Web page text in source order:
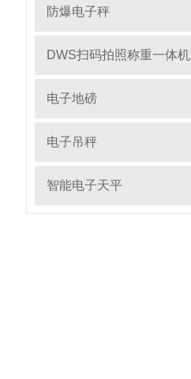
防爆电子秤
DWS扫码拍照称重一体机
电子地磅
电子吊秤
智能电子天平